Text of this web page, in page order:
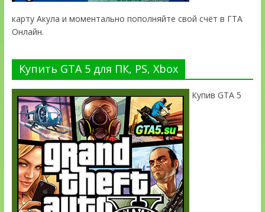
карту Акула и моментально пополняйте свой счёт в ГТА
Онлайн.
Купить GTA 5 для ПК, PS, Xbox
Купив GTA 5